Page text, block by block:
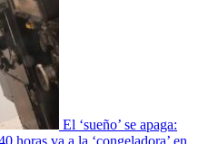
El ‘sueño’ se apaga: